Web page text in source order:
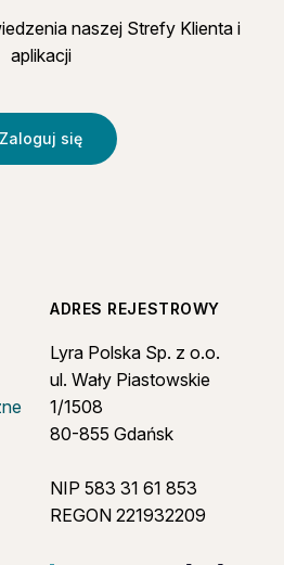
naszej Strefy Klienta i
aplikacji
Zaloguj się
ADRES REJESTROWY
Lyra Polska Sp. z o.o.
ul. Wały Piastowskie
1/1508
80-855 Gdańsk
NIP 583 31 61 853
REGON 221932209